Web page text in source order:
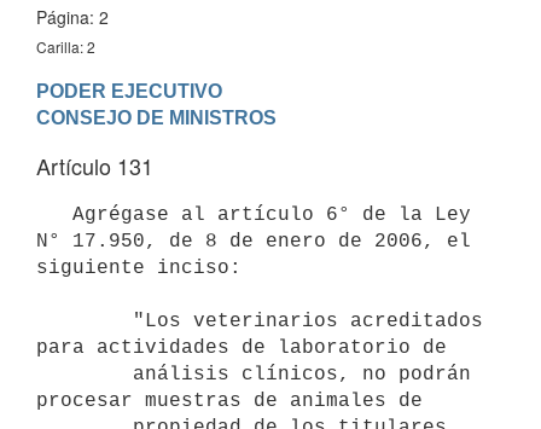
Página: 2
Carilla: 2
PODER EJECUTIVO
Artículo 131
N° 17.950, de 8 de enero de 2006, el
siguiente inciso:
para actividades de laboratorio de
procesar muestras de animales de